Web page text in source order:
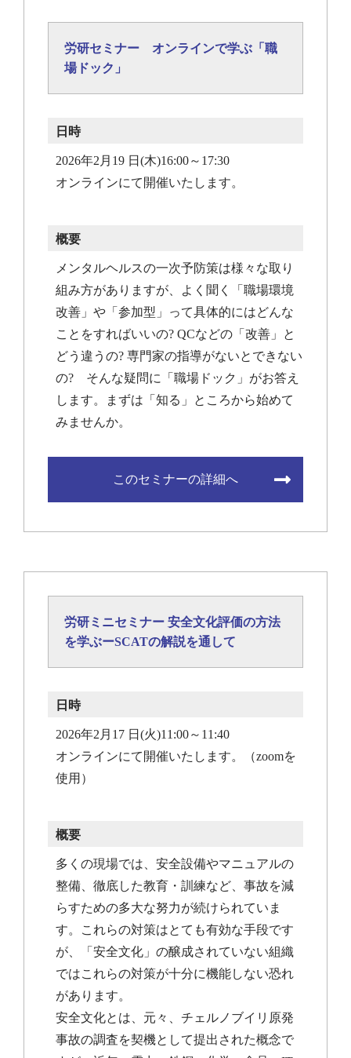
労研セミナー オンラインで学ぶ「職
場ドック」
日時
2026年2月19 日(木)16:00～17:30
オンラインにて開催いたします。
概要
メンタルヘルスの一次予防策は様々な取り
組み方がありますが、よく聞く「職場環境
改善」や「参加型」って具体的にはどんな
ことをすればいいの? QCなどの「改善」と
どう違うの? 専門家の指導がないとできない
の? そんな疑問に「職場ドック」がお答え
します。まずは「知る」ところから始めて
みませんか。
このセミナーの詳細へ
労研ミニセミナー 安全文化評価の方法
を学ぶーSCATの解説を通して
日時
2026年2月17 日(火)11:00～11:40
オンラインにて開催いたします。（zoomを
使用）
概要
多くの現場では、安全設備やマニュアルの
整備、徹底した教育・訓練など、事故を減
らすための多大な努力が続けられていま
す。これらの対策はとても有効な手段です
が、「安全文化」の醸成されていない組織
ではこれらの対策が十分に機能しない恐れ
があります。
安全文化とは、元々、チェルノブイリ原発
事故の調査を契機として提出された概念で